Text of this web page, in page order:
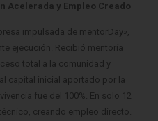
Acelerada y Empleo Creado
impulsada de mentorDay»,
ejecución. Recibió mentoría
total a la comunidad y
al capital inicial aportado por la
fue del 100%. En solo 12
creando empleo directo.